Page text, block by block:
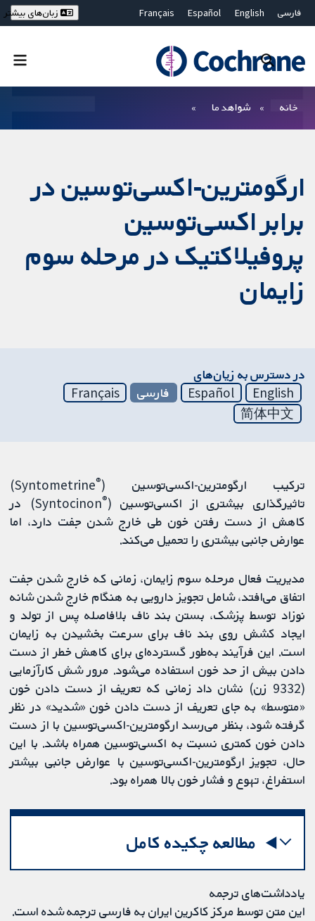
فارسی English
Español
Français
Bahasa Malaysia
ไทย
繁體中文
زبان‌های بیشتر
خانه شواهد ما
ارگومترین-اکسی‌توسین در
برابر اکسی‌توسین
پروفیلاکتیک در مرحله سوم
زایمان
در دسترس به زیان‌های
English
Español فارسی
Français
简体中文
ترکیب ارگومترین-اکسی‌توسین (®
Syntometrine)
تاثیرگذاری بیشتری از اکسی‌توسین (®
Syntocinon) در
کاهش از دست رفتن خون طی خارج شدن جفت دارد، اما
عوارض جانبی بیشتری را تحمیل می‌کند.
مدیریت فعال مرحله سوم زایمان، زمانی که خارج شدن جفت
اتفاق می‌افتد، شامل تجویز دارویی به هنگام خارج شدن شانه
نوزاد توسط پزشک، بستن بند ناف بلافاصله پس از تولد و
ایجاد کشش روی بند ناف برای سرعت بخشیدن به زایمان
است. این فرآیند به‌طور گسترده‌ای برای کاهش خطر از دست
دادن بیش از حد خون استفاده می‌شود. مرور شش کارآزمایی
(9332 زن) نشان داد زمانی که تعریف از دست دادن خون
«متوسط» به جای تعریف از دست دادن خون «شدید» در نظر
گرفته شود، بنظر می‌رسد ارگومترین-اکسی‌توسین با از دست
دادن خون کمتری نسبت به اکسی‌توسین همراه باشد. با این
حال، تجویز ارگومترین-اکسی‌توسین با عوارض جانبی بیشتر
استفراغ، تهوع و فشار‌ خون بالا همراه بود.
مطالعه چکیده کامل
یادداشت‌های ترجمه
این متن توسط مرکز کاکرین ایران به فارسی ترجمه شده است.